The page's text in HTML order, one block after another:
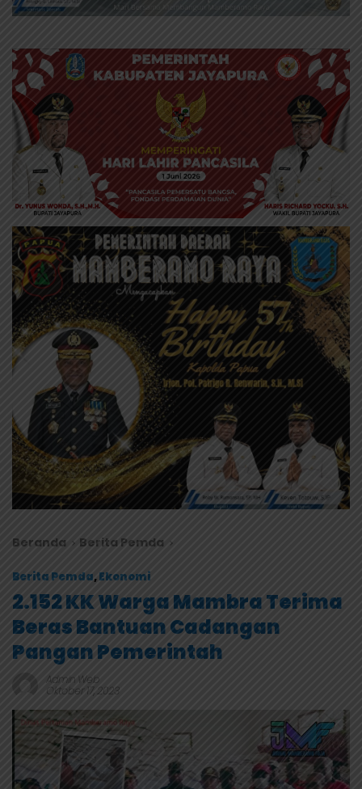
Beranda Berita Pemda
Berita Pemda,Ekonomi
2.152 KK Warga Mambra Terima
Beras Bantuan Cadangan
Pangan Pemerintah
Admin Web
Oktober 17, 2023